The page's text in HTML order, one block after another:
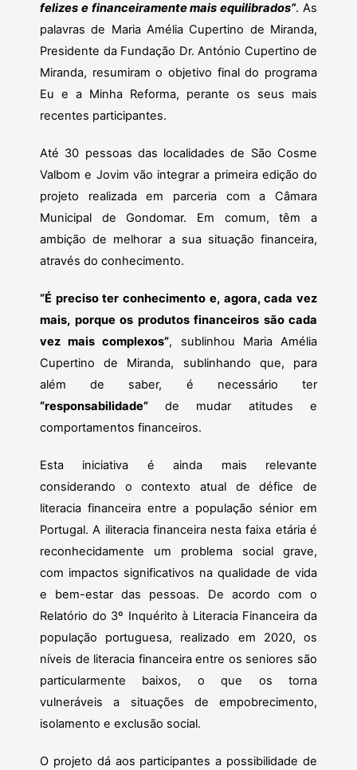
felizes e financeiramente mais equilibrados”. As
palavras de Maria Amélia Cupertino de Miranda,
Presidente da Fundação Dr. António Cupertino de
Miranda, resumiram o objetivo final do programa
Eu e a Minha Reforma, perante os seus mais
recentes participantes.
Até 30 pessoas das localidades de São Cosme
Valbom e Jovim vão integrar a primeira edição do
projeto realizada em parceria com a Câmara
Municipal de Gondomar. Em comum, têm a
ambição de melhorar a sua situação financeira,
através do conhecimento.
“É preciso ter conhecimento e, agora, cada vez
mais, porque os produtos financeiros são cada
vez mais complexos”, sublinhou Maria Amélia
Cupertino de Miranda, sublinhando que, para
além de saber, é necessário ter
“responsabilidade” de mudar atitudes e
comportamentos financeiros.
Esta iniciativa é ainda mais relevante
considerando o contexto atual de défice de
literacia financeira entre a população sénior em
Portugal. A iliteracia financeira nesta faixa etária é
reconhecidamente um problema social grave,
com impactos significativos na qualidade de vida
e bem-estar das pessoas. De acordo com o
Relatório do 3º Inquérito à Literacia Financeira da
população portuguesa, realizado em 2020, os
níveis de literacia financeira entre os seniores são
particularmente baixos, o que os torna
vulneráveis a situações de empobrecimento,
isolamento e exclusão social.
O projeto dá aos participantes a possibilidade de